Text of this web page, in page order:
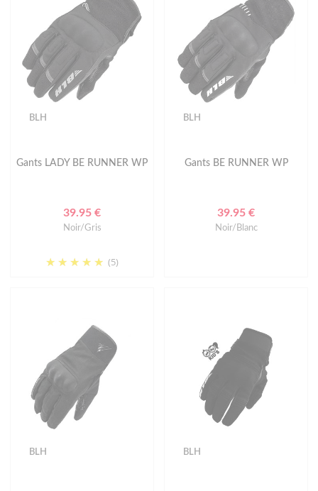
BLH
Gants LADY BE RUNNER WP
39.95 €
Noir/Gris
(5)
BLH
Gants BE RUNNER WP
39.95 €
Noir/Blanc
BLH BLH